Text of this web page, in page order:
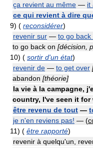
ça revient au même — it
ce qui revient à dire
9) ( reconsidérer)
revenir sur — to go back
to go back on [décision,
10) ( sortir d'un état)
revenir de — to get over
abandon [théorie]
la vie à la campagne,
country, I've seen it for
être revenu de tout —
je n'en reviens pas! — (
11) ( être rapporté)
revenir à quelqu'un,